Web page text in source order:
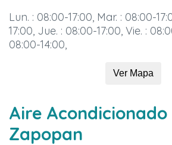
Lun. : 08:00-17:00, Mar. : 08:00-
17:00, Jue. : 08:00-17:00, Vie. :
08:00-14:00,
Ver Mapa
Aire Acondicionado
Zapopan